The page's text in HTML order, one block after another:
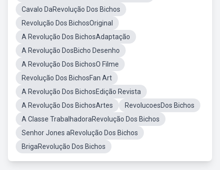
Cavalo DaRevolução Dos Bichos
Revolução Dos BichosOriginal
A Revolução Dos BichosAdaptação
A Revolução DosBicho Desenho
A Revolução Dos BichosO Filme
Revolução Dos BichosFan Art
A Revolução Dos BichosEdição Revista
A Revolução Dos BichosArtes
RevolucoesDos Bichos
A Classe TrabalhadoraRevolução Dos Bichos
Senhor Jones aRevolução Dos Bichos
BrigaRevolução Dos Bichos